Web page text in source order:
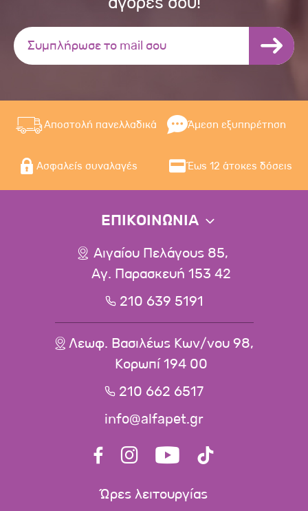
Αποστολή πανελλαδικά Άμεση εξυπηρέτηση
Ασφαλείς συναλαγές Έως 12 άτοκες δόσεις
ΕΠΙΚΟΙΝΩΝΙΑ
Αιγαίου Πελάγους 85,
Αγ. Παρασκευή 153 42
210 639 5191
Λεωφ. Βασιλέως Κων/νου 98,
Κορωπί 194 00
210 662 6517
info@alfapet.gr
Ώρες λειτουργίας